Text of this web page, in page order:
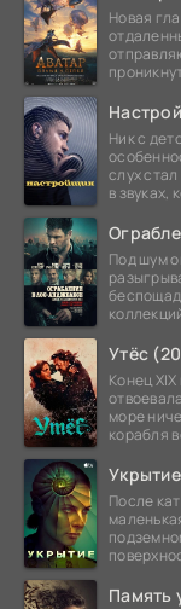
Новая
Ник с
слух
в
Под шум
Утёс
Конец
море
корабля
После
Память